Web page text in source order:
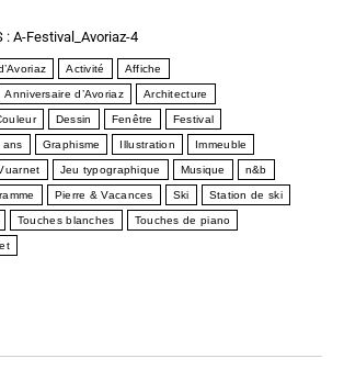
:A-Festival_Avoriaz-4
Activité Affiche
Anniversaire d’Avoriaz Architecture
Dessin Fenêtre Festival
ans Graphisme Illustration Immeuble
Jeu typographique Musique n&b
Pierre & Vacances Ski Station de ski
Touches blanches Touches de piano